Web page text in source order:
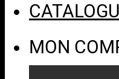
MON